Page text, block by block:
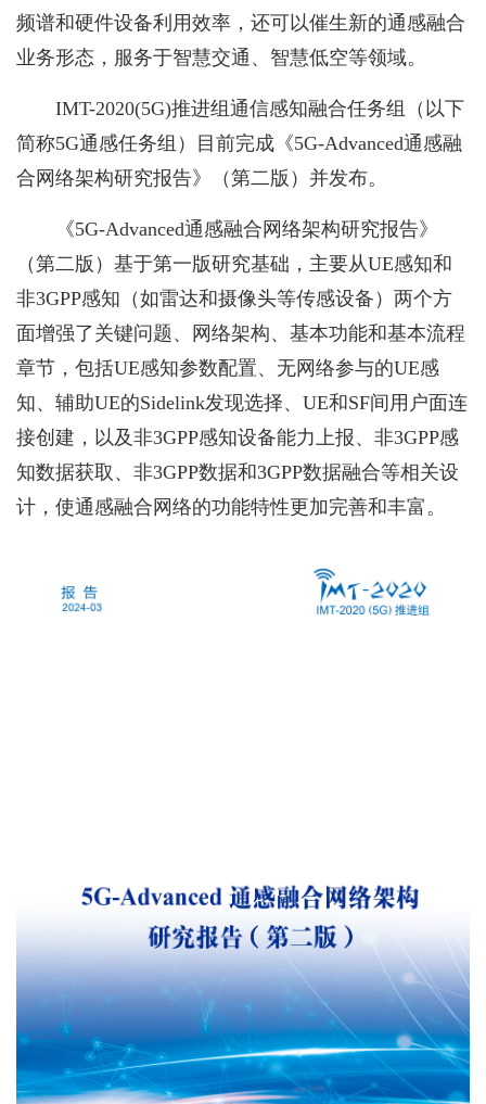
频谱和硬件设备利用效率，还可以催生新的通感融合
业务形态，服务于智慧交通、智慧低空等领域。
IMT-2020(5G)推进组通信感知融合任务组（以下
简称5G通感任务组）目前完成《5G-Advanced通感融
合网络架构研究报告》（第二版）并发布。
《5G-Advanced通感融合网络架构研究报告》
（第二版）基于第一版研究基础，主要从UE感知和
非3GPP感知（如雷达和摄像头等传感设备）两个方
面增强了关键问题、网络架构、基本功能和基本流程
章节，包括UE感知参数配置、无网络参与的UE感
知、辅助UE的Sidelink发现选择、UE和SF间用户面连
接创建，以及非3GPP感知设备能力上报、非3GPP感
知数据获取、非3GPP数据和3GPP数据融合等相关设
计，使通感融合网络的功能特性更加完善和丰富。